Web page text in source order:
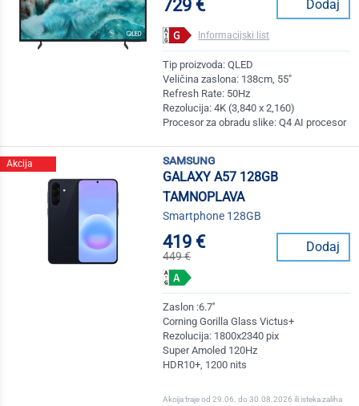
729 € Dodaj
Informacijski list
Tip proizvoda: QLED
Veličina zaslona: 138cm, 55"
Refresh Rate: 50Hz
Rezolucija: 4K (3,840 x 2,160)
Procesor za obradu slike: Q4 AI procesor
Akcija
samsung
GALAXY A57 128GB
TAMNOPLAVA
Smartphone 128GB
419 €
449 €
Dodaj
Zaslon :6.7''
Corning Gorilla Glass Victus+
Rezolucija: 1800x2340 pix
Super Amoled 120Hz
HDR10+, 1200 nits
Akcija traje od 29.06. do 30.08.2026 ili isteka zaliha